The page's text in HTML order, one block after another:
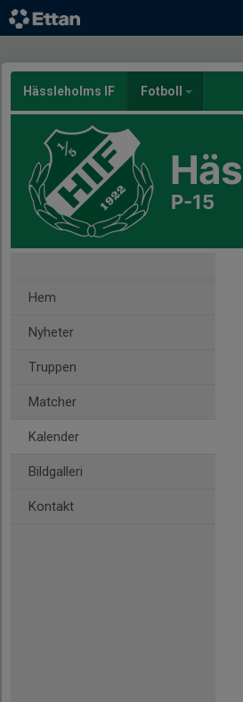
Hässleholms IF Fotboll
P-15
Hem
Nyheter
Truppen
Matcher
Kalender
Bildgalleri
Kontakt